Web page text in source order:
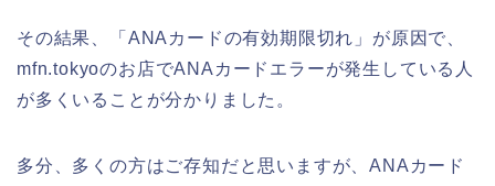
その結果、「ANAカードの有効期限切れ」が原因で、
mfn.tokyoのお店でANAカードエラーが発生している人
が多くいることが分かりました。
多分、多くの方はご存知だと思いますが、ANAカード